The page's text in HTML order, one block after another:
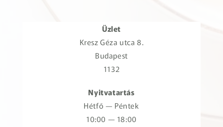
Üzlet
Kresz Géza utca 8.
Budapest
1132
Nyitvatartás
Hétfő — Péntek
10:00 — 18:00